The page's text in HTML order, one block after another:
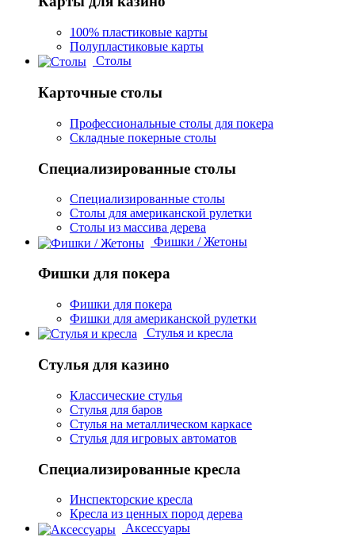
100% пластиковые карты
Полупластиковые карты
Столы
Карточные столы
Профессиональные столы для покера
Складные покерные столы
Специализированные столы
Специализированные столы
Столы для американской рулетки
Столы из массива дерева
Фишки / Жетоны
Фишки для покера
Фишки для покера
Фишки для американской рулетки
Стулья и кресла
Стулья для казино
Классические стулья
Стулья для баров
Стулья на металлическом каркасе
Стулья для игровых автоматов
Специализированные кресла
Инспекторские кресла
Кресла из ценных пород дерева
Аксессуары